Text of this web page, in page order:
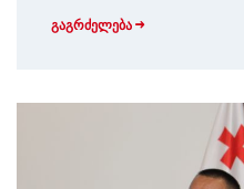
გაგრძელება